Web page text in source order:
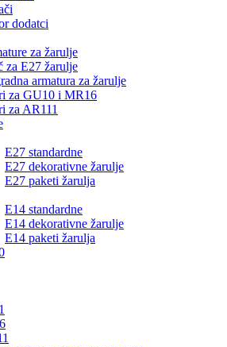
dodatci
za žarulje
za E27 žarulje
armatura za žarulje
za GU10 i MR16
za AR111
E27 standardne
E27 dekorativne žarulje
E27 paketi žarulja
E14 standardne
E14 dekorativne žarulje
E14 paketi žarulja